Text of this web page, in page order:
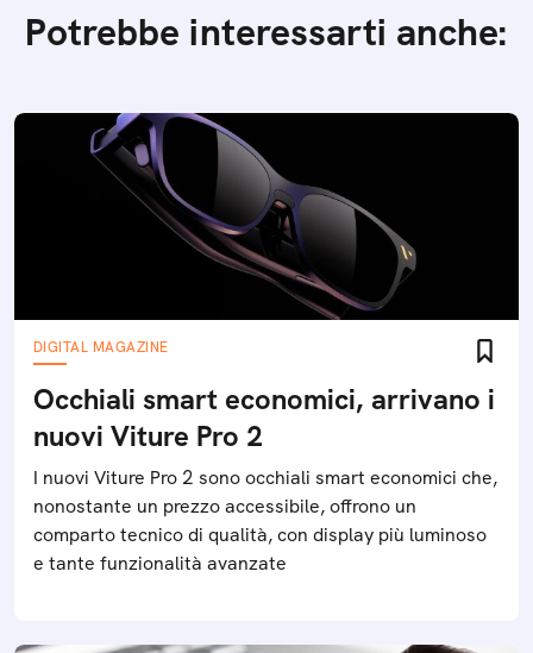
Potrebbe interessarti anche:
DIGITAL MAGAZINE
Occhiali smart economici, arrivano i
nuovi Viture Pro 2
I nuovi Viture Pro 2 sono occhiali smart economici che,
nonostante un prezzo accessibile, offrono un
comparto tecnico di qualità, con display più luminoso
e tante funzionalità avanzate